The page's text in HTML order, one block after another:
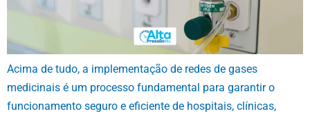
Acima de tudo, a implementação de redes de gases
medicinais é um processo fundamental para garantir o
funcionamento seguro e eficiente de hospitais, clínicas,